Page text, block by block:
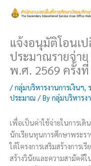
แจ้งอนุมัติโอนเ
ประมาณรายจ่า
พ.ศ. 2569 ครั้ง
/กลุ่มบริหารงานการเงินฯ,
ประมาณ / By กลุ่มบริหารง
เพื่อเป็นค่าใช้จ่ายในการเ
นักเรียนทุนการศึกษาพระร
ใต้โครงการเสริมสร้างการ
สร้างวินัยและความสามัคคี